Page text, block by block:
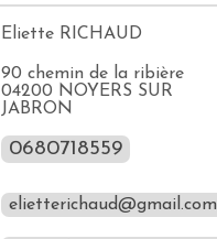
Eliette RICHAUD
90 chemin de la ribière
04200 NOYERS SUR
JABRON
0680718559
elietterichaud@gmail.com